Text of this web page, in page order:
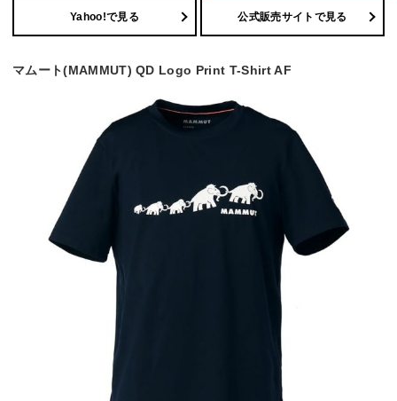
Yahoo!で見る 公式販売サイトで見る
マムート(MAMMUT) QD Logo Print T-Shirt AF